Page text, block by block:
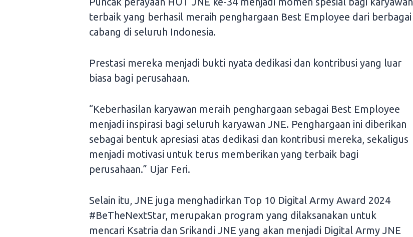
terbaik yang berhasil meraih penghargaan Best Employee dari berbagai
cabang di seluruh Indonesia.
Prestasi mereka menjadi bukti nyata dedikasi dan kontribusi yang luar
biasa bagi perusahaan.
“Keberhasilan karyawan meraih penghargaan sebagai Best Employee
menjadi inspirasi bagi seluruh karyawan JNE. Penghargaan ini diberikan
sebagai bentuk apresiasi atas dedikasi dan kontribusi mereka, sekaligus
menjadi motivasi untuk terus memberikan yang terbaik bagi
perusahaan.” Ujar Feri.
Selain itu, JNE juga menghadirkan Top 10 Digital Army Award 2024
#BeTheNextStar, merupakan program yang dilaksanakan untuk
mencari Ksatria dan Srikandi JNE yang akan menjadi Digital Army JNE